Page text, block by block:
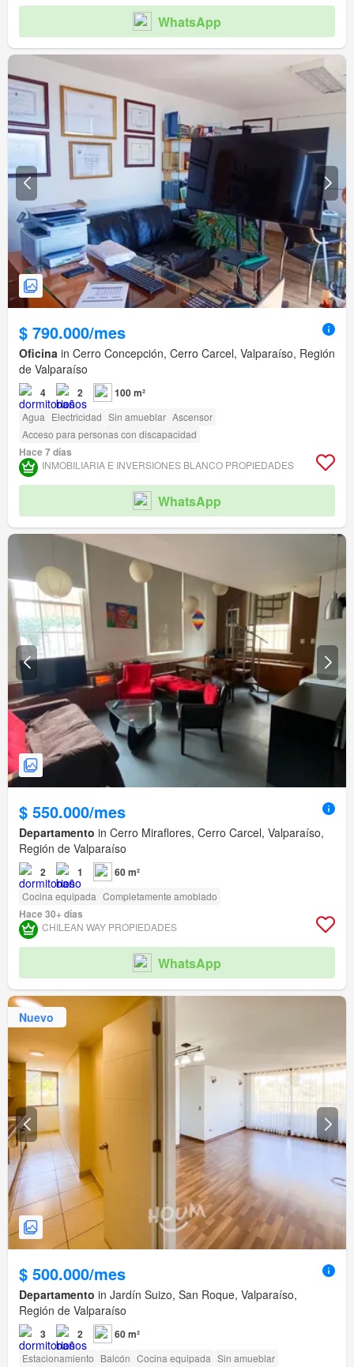
WhatsApp
$ 790.000/mes
Oficina in Cerro Concepción, Cerro Carcel, Valparaíso, Región
de Valparaíso
4 2 100 m²
Agua Electricidad Sin amueblar Ascensor
Acceso para personas con discapacidad
Hace 7 días
INMOBILIARIA E INVERSIONES BLANCO PROPIEDADES
WhatsApp
$ 550.000/mes
Departamento in Cerro Miraflores, Cerro Carcel, Valparaíso,
Región de Valparaíso
2 1 60 m²
Cocina equipada Completamente amoblado
Hace 30+ días
CHILEAN WAY PROPIEDADES
WhatsApp
Nuevo
$ 500.000/mes
Departamento in Jardín Suizo, San Roque, Valparaíso,
Región de Valparaíso
3 2 60 m²
Estacionamiento Balcón Cocina equipada Sin amueblar